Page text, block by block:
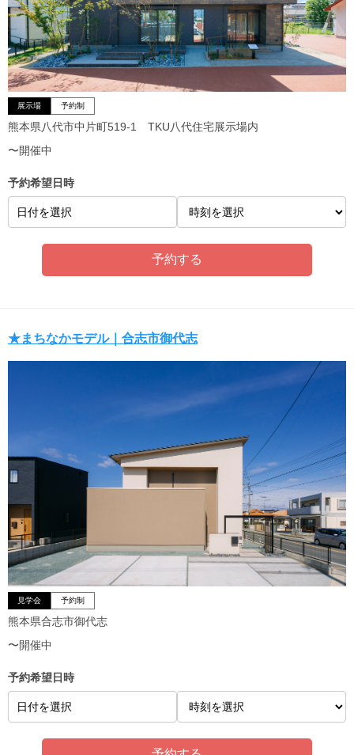
展示場 予約制
熊本県八代市中片町519-1 TKU八代住宅展示場内
〜開催中
予約希望日時
日付を選択
★まちなかモデル｜合志市御代志
見学会 予約制
熊本県合志市御代志
〜開催中
予約希望日時
日付を選択